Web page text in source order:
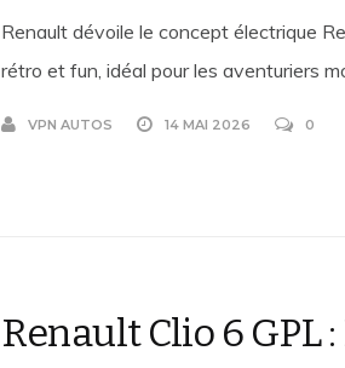
Renault dévoile le concept électrique
rétro et fun, idéal pour les aventuriers
VPN AUTOS 14 MAI 2026 0
Renault Clio 6 GPL